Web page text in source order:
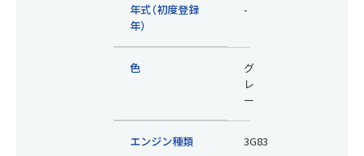
年式（初度登録
年）
-
色
グ
レ
ー
エンジン種類 3G83